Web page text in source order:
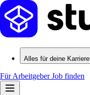
Alles für deine Karriere
Für ArbeitgeberJob finden